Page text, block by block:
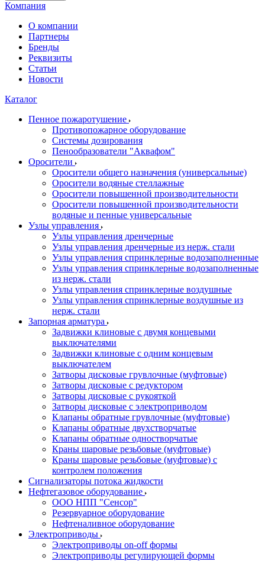
Компания
О компании
Партнеры
Бренды
Реквизиты
Статьи
Новости
Каталог
Пенное пожаротушение
Противопожарное оборудование
Системы дозирования
Пенообразователи "Аквафом"
Оросители
Оросители oбщего назначения (универсальные)
Оросители водяные стеллажные
Оросители повышенной производительности
Оросители повышенной производительности
водяные и пенные универсальные
Узлы управления
Узлы управления дренчерные
Узлы управления дренчерные из нерж. стали
Узлы управления спринклерные водозаполненные
Узлы управления спринклерные водозаполненные
из нерж. стали
Узлы управления спринклерные воздушные
Узлы управления спринклерные воздушные из
нерж. стали
Запорная арматура
Задвижки клиновые с двумя концевыми
выключателями
Задвижки клиновые с одним концевым
выключателем
Затворы дисковые грувлочные (муфтовые)
Затворы дисковые с редуктором
Затворы дисковые с рукояткой
Затворы дисковые с электроприводом
Клапаны обратные грувлочные (муфтовые)
Клапаны обратные двухстворчатые
Клапаны обратные одностворчатые
Краны шаровые резьбовые (муфтовые)
Краны шаровые резьбовые (муфтовые) с
контролем положения
Сигнализаторы потока жидкости
Нефтегазовое оборудование
ООО НПП "Сенсор"
Резервуарное оборудование
Нефтеналивное оборудование
Электроприводы
Электроприводы on-off формы
Электроприводы регулирующей формы